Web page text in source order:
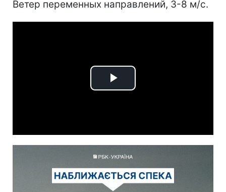
Ветер переменных направлений, 3-8 м/с.
Play